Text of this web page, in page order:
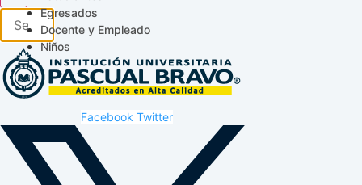
Egresados
Docente y Empleado
Niños
Facebook Twitter